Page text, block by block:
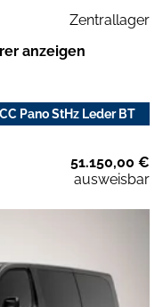
Zentrallager
anzeigen
Pano StHz Leder BT
51.150,00 €
ausweisbar